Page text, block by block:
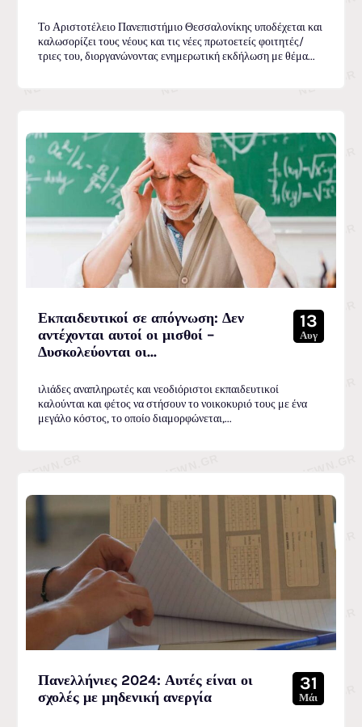
Το Αριστοτέλειο Πανεπιστήμιο Θεσσαλονίκης υποδέχεται και
καλωσορίζει τους νέους και τις νέες πρωτοετείς φοιτητές/
τριες του, διοργανώνοντας ενημερωτική εκδήλωση με θέμα...
Εκπαιδευτικοί σε απόγνωση: Δεν
αντέχονται αυτοί οι μισθοί –
Δυσκολεύονται οι...
13
Αυγ
ιλιάδες αναπληρωτές και νεοδιόριστοι εκπαιδευτικοί
καλούνται και φέτος να στήσουν το νοικοκυριό τους με ένα
μεγάλο κόστος, το οποίο διαμορφώνεται,...
Πανελλήνιες 2024: Αυτές είναι οι
σχολές με μηδενική ανεργία
31
Μάι